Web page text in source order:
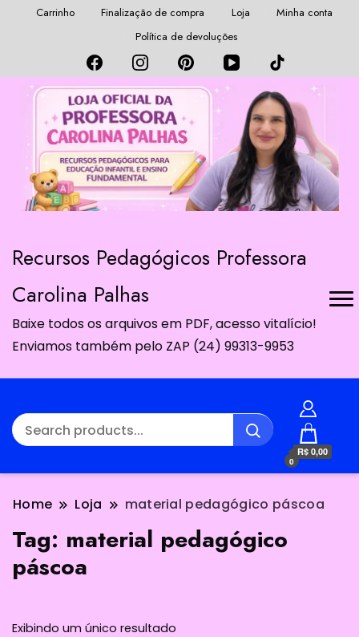
Carrinho Finalização de compra Loja
Minha conta
Política de devoluções
Recursos Pedagógicos Professora
Carolina Palhas
Baixe todos os arquivos em PDF, acesso vitalício!
Enviamos também pelo ZAP (24) 99313-9953
0
R$ 0,00
Home Loja material pedagógico páscoa
Tag: material pedagógico
páscoa
Exibindo um único resultado